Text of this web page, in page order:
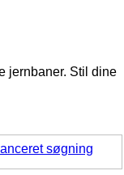
jernbaner. Stil dine
søgning